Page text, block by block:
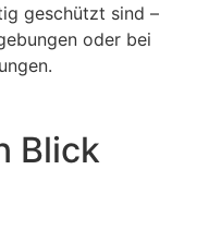
geschützt sind –
oder bei
Blick